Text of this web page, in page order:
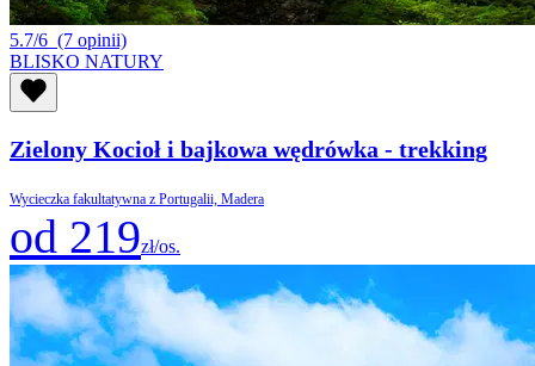
5.7/6 (7 opinii)
BLISKO NATURY
Zielony Kocioł i bajkowa wędrówka - trekking
Wycieczka fakultatywna z Portugalii, Madera
od 219zł/os.